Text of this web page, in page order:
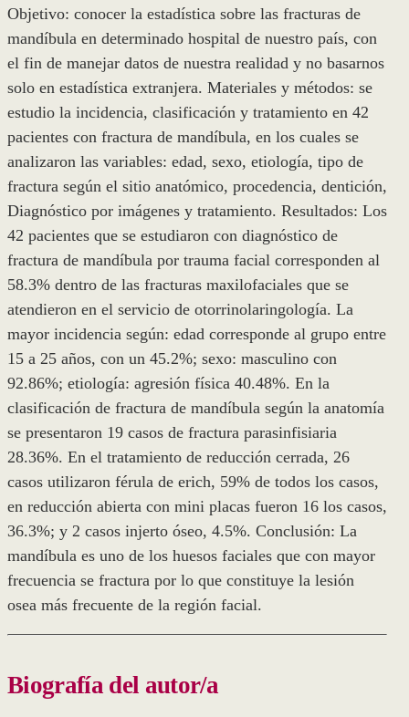
Objetivo: conocer la estadística sobre las fracturas de
mandíbula en determinado hospital de nuestro país, con
el fin de manejar datos de nuestra realidad y no basarnos
solo en estadística extranjera. Materiales y métodos: se
estudio la incidencia, clasificación y tratamiento en 42
pacientes con fractura de mandíbula, en los cuales se
analizaron las variables: edad, sexo, etiología, tipo de
fractura según el sitio anatómico, procedencia, dentición,
Diagnóstico por imágenes y tratamiento. Resultados: Los
42 pacientes que se estudiaron con diagnóstico de
fractura de mandíbula por trauma facial corresponden al
58.3% dentro de las fracturas maxilofaciales que se
atendieron en el servicio de otorrinolaringología. La
mayor incidencia según: edad corresponde al grupo entre
15 a 25 años, con un 45.2%; sexo: masculino con
92.86%; etiología: agresión física 40.48%. En la
clasificación de fractura de mandíbula según la anatomía
se presentaron 19 casos de fractura parasinfisiaria
28.36%. En el tratamiento de reducción cerrada, 26
casos utilizaron férula de erich, 59% de todos los casos,
en reducción abierta con mini placas fueron 16 los casos,
36.3%; y 2 casos injerto óseo, 4.5%. Conclusión: La
mandíbula es uno de los huesos faciales que con mayor
frecuencia se fractura por lo que constituye la lesión
osea más frecuente de la región facial.
Biografía del autor/a